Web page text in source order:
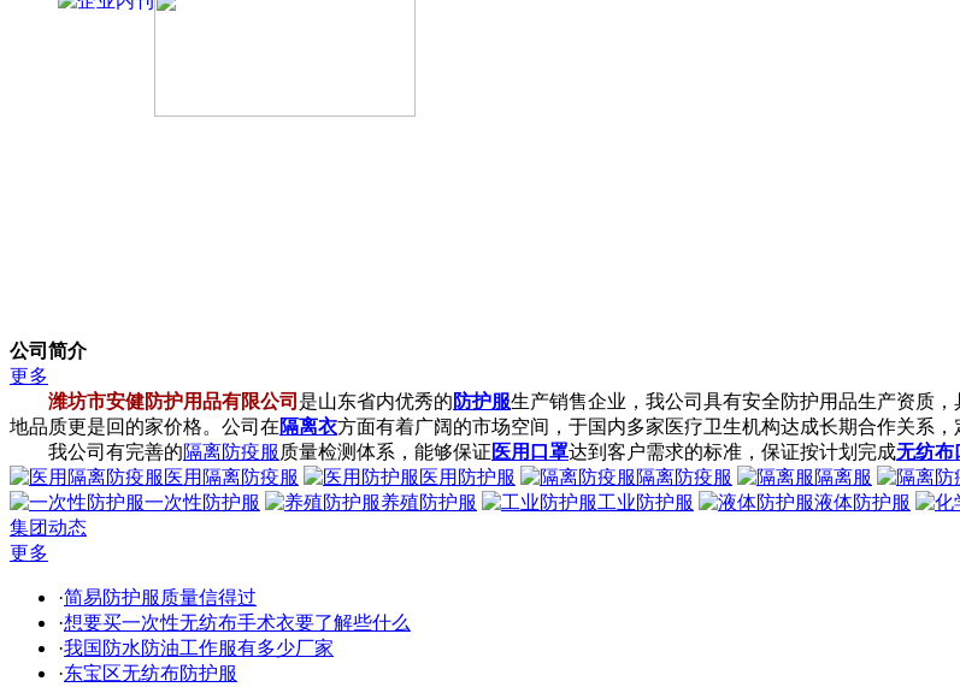
公司简介
更多
潍坊市安健防护用品有限公司 是山东省内优秀的 防护服生产销售企业，我公司具有安全防护用品生产资质，
地品质更是回的家价格。公司在隔离衣方面有着广阔的市场空间，于国内多家医疗卫生机构达成长期合作关系
我公司有完善的隔离防疫服 质量检测体系，能够保证 医用口罩达到客户需求的标准，保证按计划完成无纺布
医用隔离防疫服
医用防护服 隔离防疫服 隔离服
一次性防护服
养殖防护服 工业防护服 液体防护服
集团动态
更多
·简易防护服质量信得过
·想要买一次性无纺布手术衣要了解些什么
·我国防水防油工作服有多少厂家
·东宝区无纺布防护服